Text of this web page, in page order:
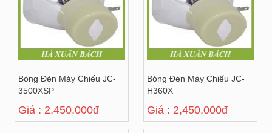
Bóng Đèn Máy Chiếu JC-
3500XSP
Giá : 2,450,000đ
Bóng Đèn Máy Chiếu JC-
H360X
Giá : 2,450,000đ